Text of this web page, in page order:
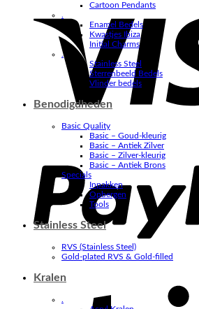
Cartoon Pendants
.
Enamel Bedels
Kwastjes Ibiza
Initial Charms
.
Stainless Steel
Sterrenbeeld Bedels
Vlinder bedels
Benodigdheden
Basic Quality
Basic – Goud-kleurig
Basic – Antiek Zilver
Basic – Zilver-kleurig
Basic – Antiek Brons
Specials
Inpakken
Opbergen
Tools
Stainless Steel
RVS (Stainless Steel)
Gold-plated RVS & Gold-filled
Kralen
.